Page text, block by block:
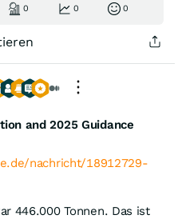
0 0 0
and 2025 Guidance
nachricht/18912729-
446.000 Tonnen. Das ist